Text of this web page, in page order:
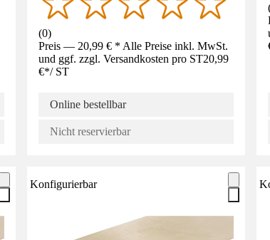
(0)
Preis — 20,99 € * Alle Preise inkl. MwSt.
und ggf. zzgl. Versandkosten pro ST20,99
€*/ ST
Online bestellbar
Nicht reservierbar
Konfigurierbar